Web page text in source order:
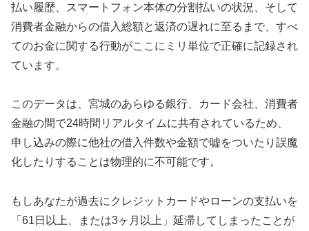
払い履歴、スマートフォン本体の分割払いの状況、そして
消費者金融からの借入総額と返済の遅れに至るまで、すべ
てのお金に関する行動がここにミリ単位で正確に記録され
ています。
このデータは、宮城のあらゆる銀行、カード会社、消費者
金融の間で24時間リアルタイムに共有されているため、
申し込みの際に他社の借入件数や金額で嘘をついたり誤魔
化したりすることは物理的に不可能です。
もしあなたが過去にクレジットカードやローンの支払いを
「61日以上、または3ヶ月以上」延滞してしまったことが